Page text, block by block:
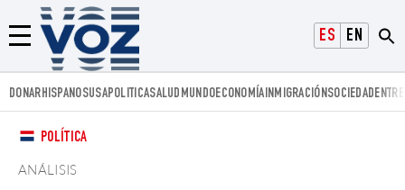
ESPAÑOLENGLISH
Menú
Voz.us
DONARHISPANOSUSAPOLITICASALUD MUNDOECONOMÍAINMIGRACIÓNSOCIEDAD
POLÍTICA
ANÁLISIS